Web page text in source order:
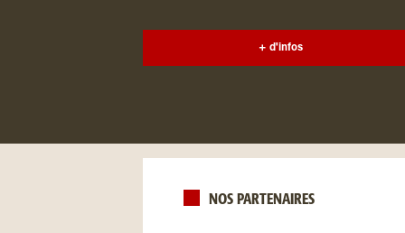
+ d'infos
NOS PARTENAIRES